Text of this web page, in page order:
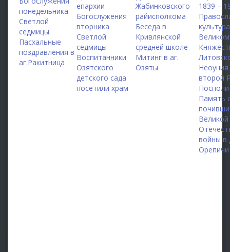
понедельника
Светлой
седмицы
Пасхальные
поздравления в
аг.Ракитница
епархии
Богослужения
вторника
Светлой
седмицы
Воспитанники
Озятского
детского сада
посетили храм
Жабинковского
райисполкома
Беседа в
Кривлянской
средней школе
Митинг в аг.
Озяты
1839 –
Великом
второй
Память
Великой
войны в
Орепичи